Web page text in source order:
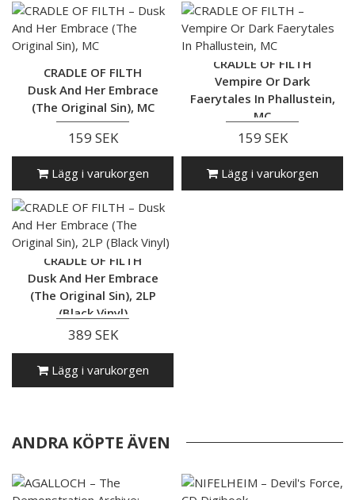
CRADLE OF FILTH
Dusk And Her Embrace
(The Original Sin), MC
159 SEK
Lägg i varukorgen
CRADLE OF FILTH
Vempire Or Dark
Faerytales In Phallustein,
MC
159 SEK
Lägg i varukorgen
CRADLE OF FILTH
Dusk And Her Embrace
(The Original Sin), 2LP
(Black Vinyl)
389 SEK
Lägg i varukorgen
ANDRA KÖPTE ÄVEN